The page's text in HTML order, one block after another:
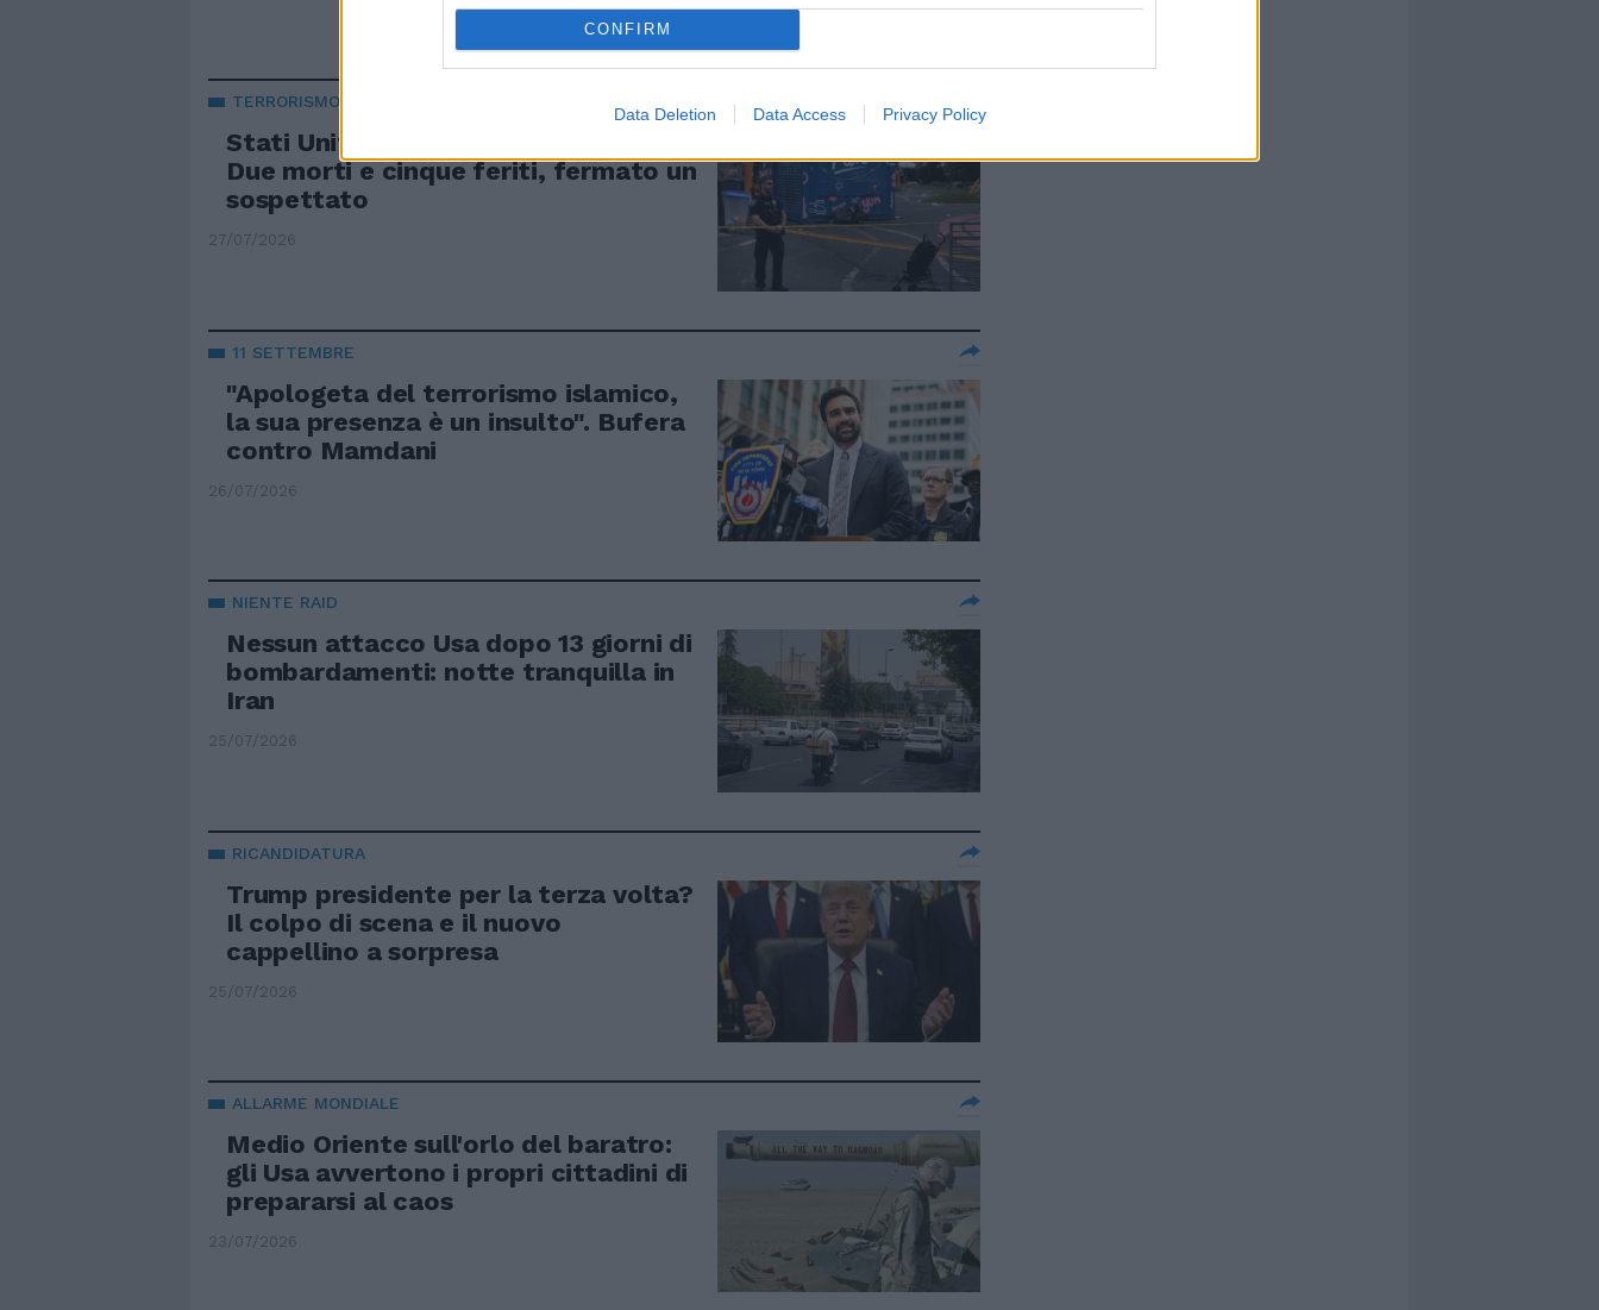
CONFIRM
Data Deletion Data Access Privacy Policy
TERRORISMO
Stati Uniti, spari al Seattle Center.
Due morti e cinque feriti, fermato un
sospettato
27/07/2026
11 SETTEMBRE
"Apologeta del terrorismo islamico,
la sua presenza è un insulto". Bufera
contro Mamdani
26/07/2026
NIENTE RAID
Nessun attacco Usa dopo 13 giorni di
bombardamenti: notte tranquilla in
Iran
25/07/2026
RICANDIDATURA
Trump presidente per la terza volta?
Il colpo di scena e il nuovo
cappellino a sorpresa
25/07/2026
ALLARME MONDIALE
Medio Oriente sull'orlo del baratro:
gli Usa avvertono i propri cittadini di
prepararsi al caos
23/07/2026